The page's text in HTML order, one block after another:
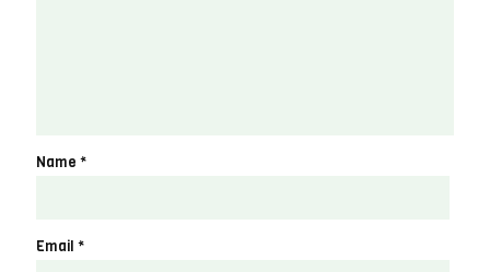
Name *
Email *